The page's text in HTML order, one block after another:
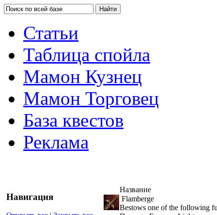
Статьи
Таблица спойла
Мамон Кузнец
Мамон Торговец
База квестов
Реклама
Навигация
Название
Flamberge
Bestows one of the following